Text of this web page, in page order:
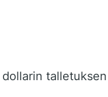
talletuksen